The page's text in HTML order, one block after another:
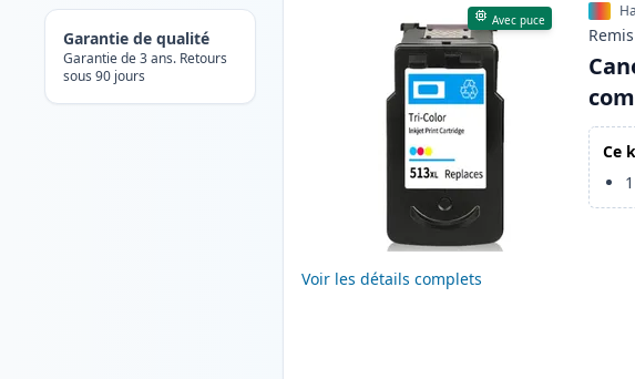
Garantie de qualité
Garantie de 3 ans. Retours
sous 90 jours
Avec puce
Voir les détails complets
Ce
1